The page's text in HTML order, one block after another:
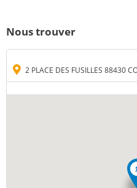
Nous trouver
2 PLACE DES FUSILLES 88430